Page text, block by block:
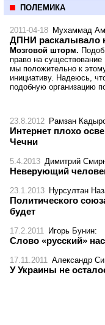
ПОЛЕМИКА
2011-04-18 Мухаммад
ДПНИ раскалывало
Мозговой шторм.
право на
мы положительно к
инициативу. Надеюсь,
подобную организацию
23.8.2012 Рамзан
Интернет плохо
Чечни
5.4.2013 Димитрий
Неверующий
23.1.2013 Нурсултан
Политического
будет
17.2.2011 Игорь Бунин:
Слово «русский»
17.11.2011 Александр
У Украины не